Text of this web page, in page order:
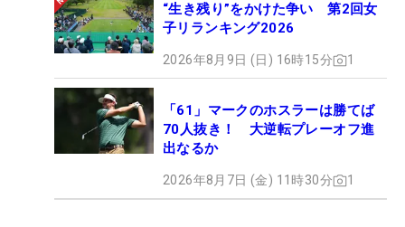
“生き残り”をかけた争い 第2回女
子リランキング2026
2026年8月9日 (日) 16時15分 1
「61」マークのホスラーは勝てば
70人抜き！ 大逆転プレーオフ進
出なるか
2026年8月7日 (金) 11時30分 1